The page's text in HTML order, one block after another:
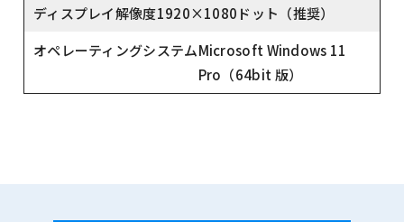
ディスプレイ解像度1920×1080ドット（推奨）
オペレーティングシステムMicrosoft Windows 11
Pro（64bit 版）